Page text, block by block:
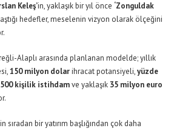
Keleş’in, yaklaşık bir yıl önce ‘Zonguldak
hedefler, meselenin vizyon olarak ölçeğini
Alaplı arasında planlanan modelde; yıllık
150 milyon dolarihracat potansiyeli,yüzde
kişilik istihdamve yaklaşık 35 milyon euro
sıradan bir yatırım başlığından çok daha